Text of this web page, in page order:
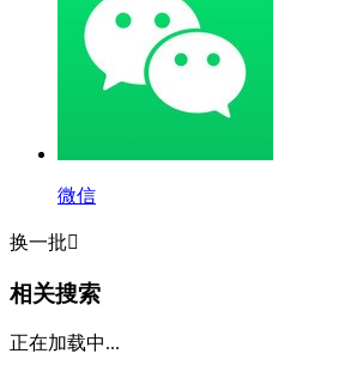
微信
换一批
相关搜索
正在加载中...